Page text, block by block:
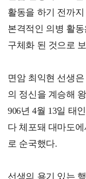
활동을 하기 전까
본격적인 의병 활
구체화 된 것으로
면암 최익현 선생
의 정신을 계승해
906년 4월 13일 태
다 체포돼 대마도에
로 순국했다.
선생의 용기 있는